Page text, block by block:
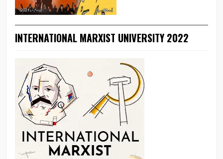
INTERNATIONAL MARXIST UNIVERSITY 2022